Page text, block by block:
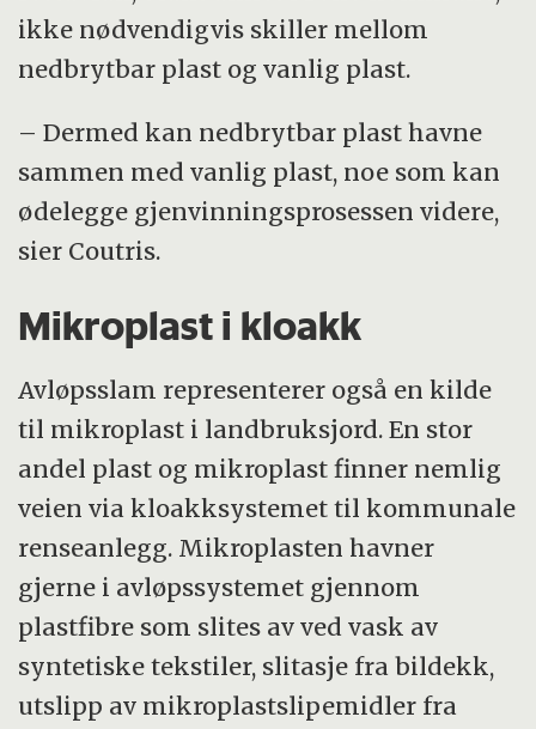
ikke nødvendigvis skiller mellom
nedbrytbar plast og vanlig plast.
– Dermed kan nedbrytbar plast havne
sammen med vanlig plast, noe som kan
ødelegge gjenvinningsprosessen videre,
sier Coutris.
Mikroplast i kloakk
Avløpsslam representerer også en kilde
til mikroplast i landbruksjord. En stor
andel plast og mikroplast finner nemlig
veien via kloakksystemet til kommunale
renseanlegg. Mikroplasten havner
gjerne i avløpssystemet gjennom
plastfibre som slites av ved vask av
syntetiske tekstiler, slitasje fra bildekk,
utslipp av mikroplastslipemidler fra